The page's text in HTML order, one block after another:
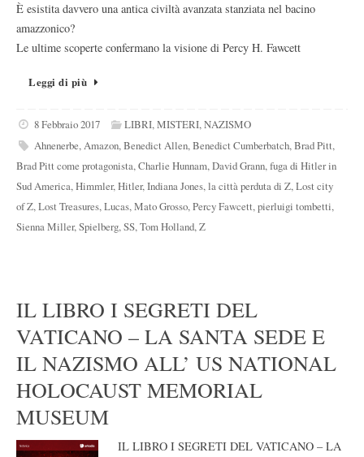
È esistita davvero una antica civiltà avanzata stanziata nel bacino
amazzonico?
Le ultime scoperte confermano la visione di Percy H. Fawcett
Leggi di più
8 Febbraio 2017 LIBRI,MISTERI,NAZISMO
Ahnenerbe,Amazon,Benedict Allen,Benedict Cumberbatch,Brad Pitt,
Brad Pitt come protagonista,Charlie Hunnam,David Grann,fuga di Hitler in
Sud America,Himmler,Hitler,Indiana Jones,la città perduta di Z,Lost city
of Z,Lost Treasures,Lucas,Mato Grosso,Percy Fawcett,pierluigi tombetti,
Sienna Miller,Spielberg,SS,Tom Holland,Z
IL LIBRO I SEGRETI DEL
VATICANO – LA SANTA SEDE E
IL NAZISMO ALL’ US NATIONAL
HOLOCAUST MEMORIAL
MUSEUM
IL LIBRO I SEGRETI DEL VATICANO – LA